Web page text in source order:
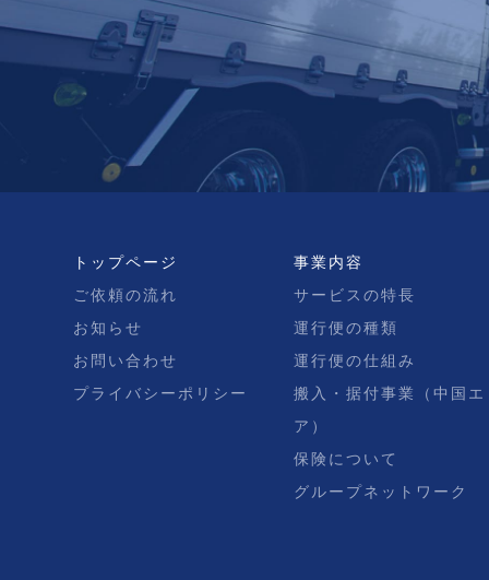
トップページ
ご依頼の流れ
お知らせ
お問い合わせ
プライバシーポリシー
事業内容
サービスの特長
運行便の種類
運行便の仕組み
搬入・据付事業（中国エ
ア）
保険について
グループネットワーク